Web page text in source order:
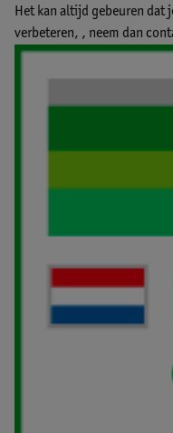
Het kan altijd gebeuren dat
verbeteren, , neem dan